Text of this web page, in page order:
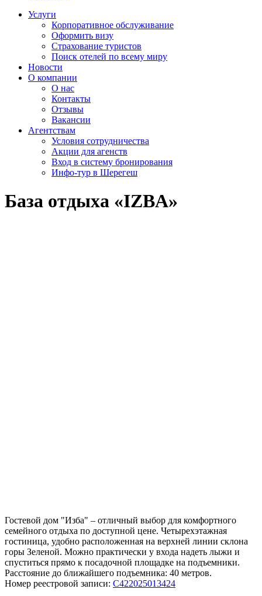
Услуги
Корпоративное обслуживание
Оформить визу
Страхование туристов
Поиск отелей по всему миру
Новости
О компании
О нас
Контакты
Отзывы
Вакансии
Агентствам
Условия сотрудничества
Акции для агенств
Вход в систему бронирования
Инфо-тур в Шерегеш
База отдыха «IZBA»
Гостевой дом "Изба" – отличный выбор для комфортного
семейного отдыха по доступной цене. Четырехэтажная
гостиница, удобно расположенная на верхней линии склона
горы Зеленой. Можно практически у входа надеть лыжи и
спуститься прямо к посадочной площадке на подъемники.
Расстояние до ближайшего подъемника: 40 метров.
Номер реестровой записи: С422025013424